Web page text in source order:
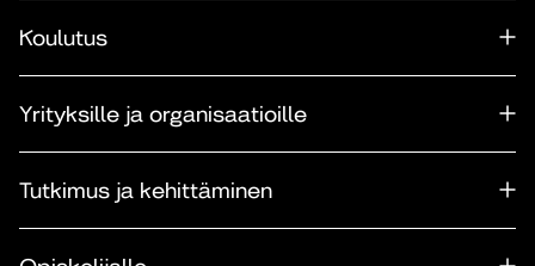
Koulutus
Yrityksille ja organisaatioille
Tutkimus ja kehittäminen